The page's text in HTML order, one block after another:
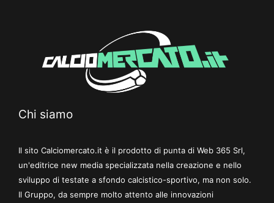
Chi siamo
Il sito Calciomercato.it è il prodotto di punta di Web 365 Srl,
un'editrice new media specializzata nella creazione e nello
sviluppo di testate a sfondo calcistico-sportivo, ma non solo.
Il Gruppo, da sempre molto attento alle innovazioni